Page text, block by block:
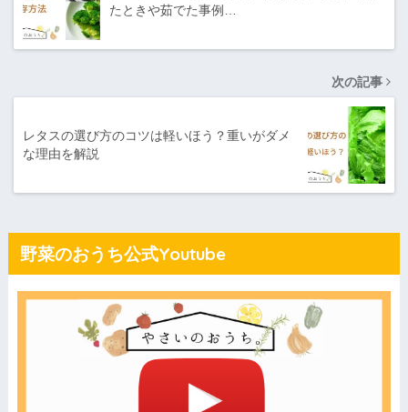
たときや茹でた事例…
次の記事
レタスの選び方のコツは軽いほう？重いがダメ
な理由を解説
野菜のおうち公式Youtube